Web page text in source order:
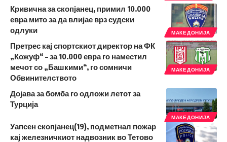
МАКЕДОНИЈА
Кривична за скопјанец, примил 10.000
евра мито за да влијае врз судски
одлуки
МАКЕДОНИЈА
Претрес кај спортскиот директор на ФК
„Кожуф“ – за 10.000 евра го наместил
мечот со „Башкими“, го сомничи
Обвинителството
МАКЕДОНИЈА
Дојава за бомба го одложи летот за
Турција
Уапсен скопјанец(19), подметнал пожар
кај железничкиот надвозник во Тетово